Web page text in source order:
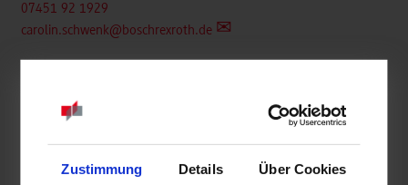
Zustimmung Details Über Cookies
07451 92 1929
carolin.schwenk@boschrexroth.de